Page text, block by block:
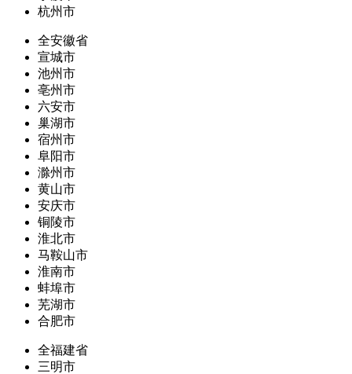
杭州市
全安徽省
宣城市
池州市
亳州市
六安市
巢湖市
宿州市
阜阳市
滁州市
黄山市
安庆市
铜陵市
淮北市
马鞍山市
淮南市
蚌埠市
芜湖市
合肥市
全福建省
三明市